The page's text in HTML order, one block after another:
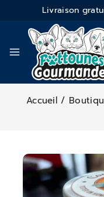
Livraison
Accueil /